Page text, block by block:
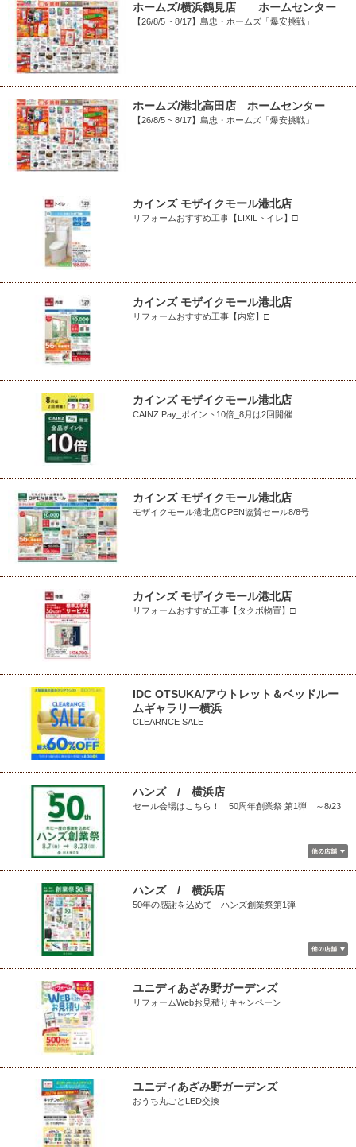
ホームズ/横浜鶴見店 ホームセンター
【26/8/5 ~ 8/17】島忠・ホームズ「爆安挑戦」
ホームズ/港北高田店 ホームセンター
【26/8/5 ~ 8/17】島忠・ホームズ「爆安挑戦」
カインズ モザイクモール港北店
リフォームおすすめ工事【LIXILトイレ】□
カインズ モザイクモール港北店
リフォームおすすめ工事【内窓】□
カインズ モザイクモール港北店
CAINZ Pay_ポイント10倍_8月は2回開催
カインズ モザイクモール港北店
モザイクモール港北店OPEN協賛セール8/8号
カインズ モザイクモール港北店
リフォームおすすめ工事【タクボ物置】□
IDC OTSUKA/アウトレット＆ベッドルー
ムギャラリー横浜
CLEARNCE SALE
ハンズ / 横浜店
セール会場はこちら！ 50周年創業祭 第1弾 ～8/23
ハンズ / 横浜店
50年の感謝を込めて ハンズ創業祭第1弾
ユニディあざみ野ガーデンズ
リフォームWebお見積りキャンペーン
ユニディあざみ野ガーデンズ
おうち丸ごとLED交換